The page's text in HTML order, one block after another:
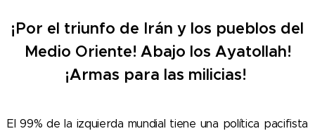
¡Por el triunfo de Irán y los pueblos del
Medio Oriente! Abajo los Ayatollah!
¡Armas para las milicias!
El 99% de la izquierda mundial tiene una política pacifista